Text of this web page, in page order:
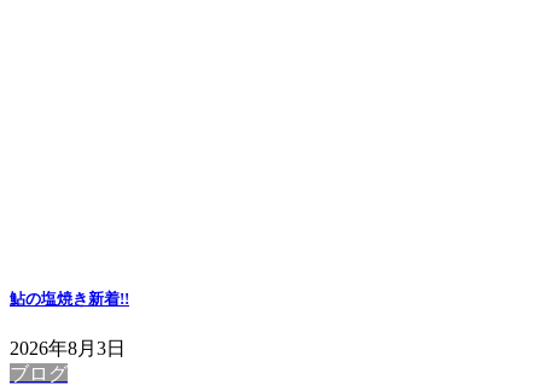
鮎の塩焼き新着!!
2026年8月3日
ブログ